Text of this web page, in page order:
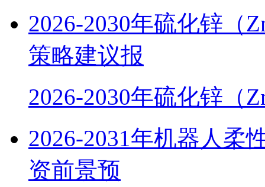
2026-2030年硫化锌（
策略建议报
2026-2030年硫化锌（
2026-2031年机器人柔
资前景预